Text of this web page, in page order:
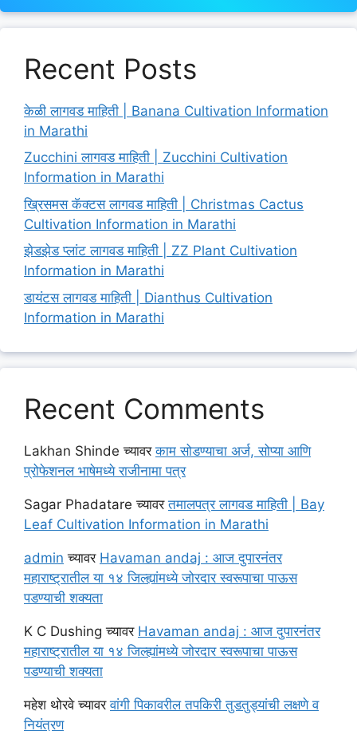
Recent Posts
केळी लागवड माहिती | Banana Cultivation Information
in Marathi
Zucchini लागवड माहिती | Zucchini Cultivation
Information in Marathi
ख्रिसमस कॅक्टस लागवड माहिती | Christmas Cactus
Cultivation Information in Marathi
झेडझेड प्लांट लागवड माहिती | ZZ Plant Cultivation
Information in Marathi
डायंटस लागवड माहिती | Dianthus Cultivation
Information in Marathi
Recent Comments
Lakhan Shinde च्यावरकाम सोडण्याचा अर्ज, सोप्या आणि
प्रोफेशनल भाषेमध्ये राजीनामा पत्र
Sagar Phadatare च्यावरतमालपत्र लागवड माहिती | Bay
Leaf Cultivation Information in Marathi
admin च्यावर Havaman andaj : आज दुपारनंतर
महाराष्ट्रातील या १४ जिल्ह्यांमध्ये जोरदार स्वरूपाचा पाऊस
पडण्याची शक्यता
K C Dushing च्यावर Havaman andaj : आज दुपारनंतर
महाराष्ट्रातील या १४ जिल्ह्यांमध्ये जोरदार स्वरूपाचा पाऊस
पडण्याची शक्यता
महेश थोरवेच्यावरवांगी पिकावरील तपकिरी तुडतुड्यांची लक्षणे व
नियंत्रण